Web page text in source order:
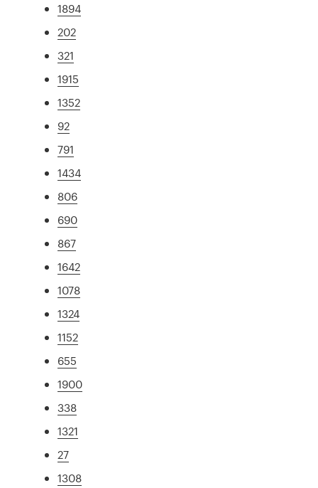
1894
202
321
1915
1352
92
791
1434
806
690
867
1642
1078
1324
1152
655
1900
338
1321
27
1308